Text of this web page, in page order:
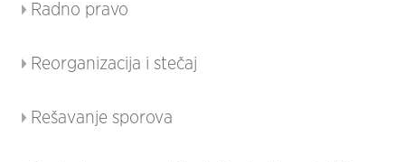
Radno pravo
Reorganizacija i stečaj
Rešavanje sporova